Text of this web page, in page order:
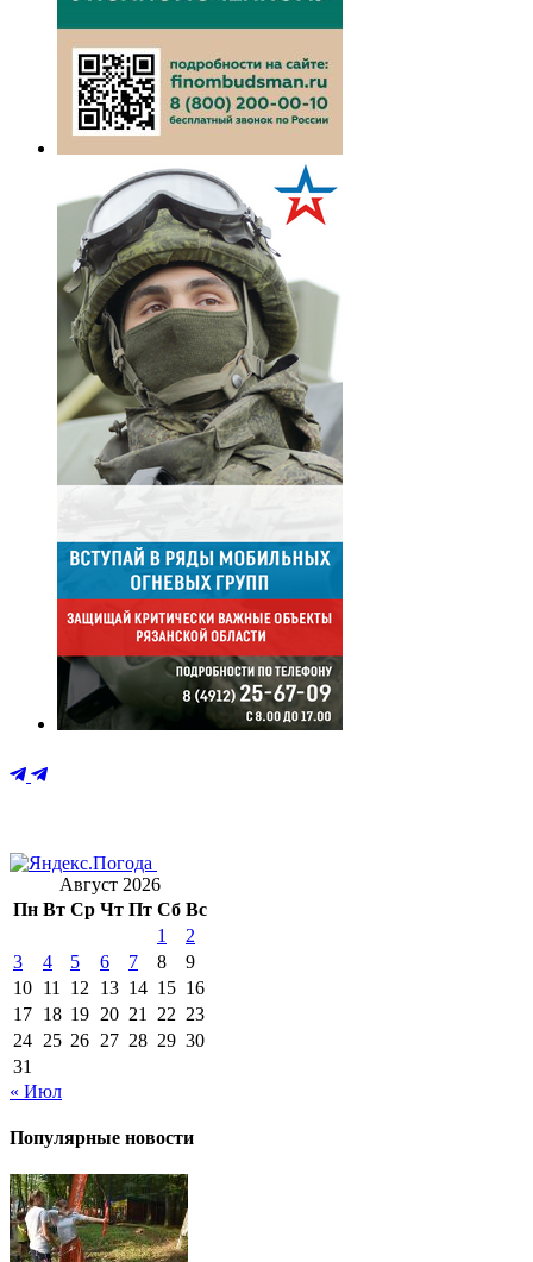
Август 2026
Пн Вт Ср Чт Пт Сб Вс
1
2
3
4 5 6 7 8
9
10 11 12 13 14 15 16
17 18 19 20 21 22 23
24 25 26 27 28 29 30
31
« Июл
Популярные новости